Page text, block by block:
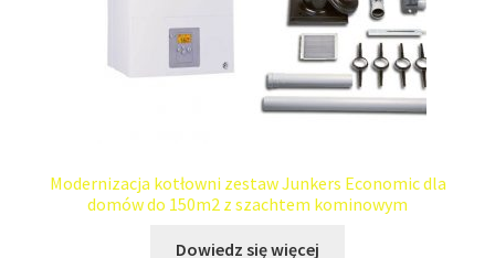
Modernizacja kotłowni zestaw Junkers Economic dla
domów do 150m2 z szachtem kominowym
Dowiedz się więcej